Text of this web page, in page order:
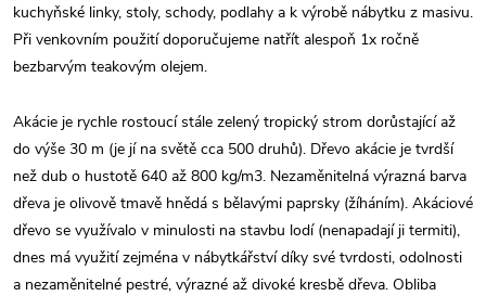
kuchyňské linky, stoly, schody, podlahy a k výrobě nábytku z masivu.
Při venkovním použití doporučujeme natřít alespoň 1x ročně
bezbarvým teakovým olejem.
Akácie je rychle rostoucí stále zelený tropický strom dorůstající až
do výše 30 m (je jí na světě cca 500 druhů). Dřevo akácie je tvrdší
než dub o hustotě 640 až 800 kg/m3. Nezaměnitelná výrazná barva
dřeva je olivově tmavě hnědá s bělavými paprsky (žíháním). Akáciové
dřevo se využívalo v minulosti na stavbu lodí (nenapadají ji termiti),
dnes má využití zejména v nábytkářství díky své tvrdosti, odolnosti
a nezaměnitelné pestré, výrazné až divoké kresbě dřeva. Obliba